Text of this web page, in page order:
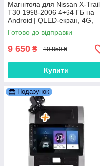
Магнітола для Nissan X-Trail
T30 1998-2006 4+64 ГБ на
Android | QLED-екран, 4G,
Bluetooth
Готово до відправки
9 650 ₴ 10 850 ₴
Купити
Подарунок